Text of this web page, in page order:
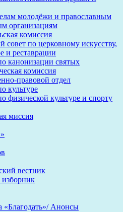
молодёжи и православным
организациям
комиссия
совет по церковному искусству,
и реставрации
канонизации святых
комиссия
правовой отдел
культуре
физической культуре и спорту
миссия
вестник
«Благодать»/ Анонсы